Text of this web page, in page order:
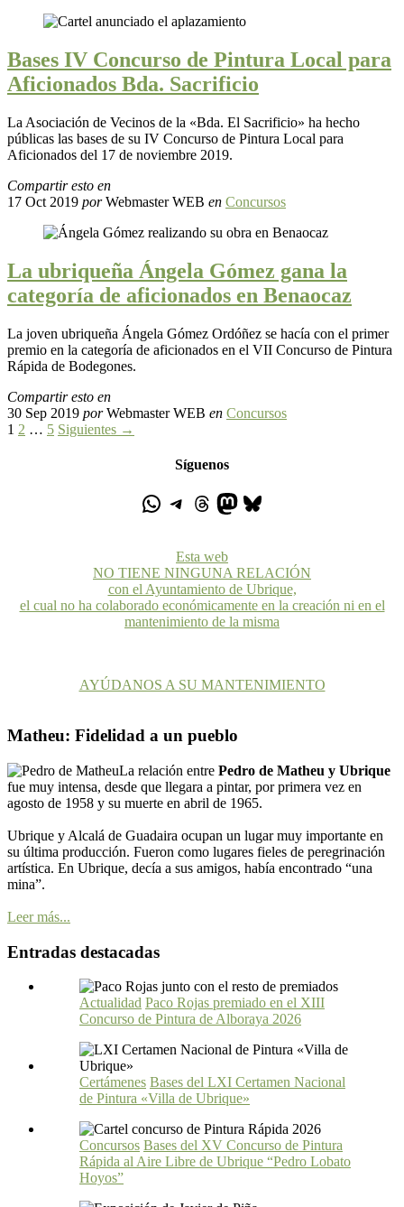
Bases IV Concurso de Pintura Local para
Aficionados Bda. Sacrificio
La Asociación de Vecinos de la «Bda. El Sacrificio» ha hecho
públicas las bases de su IV Concurso de Pintura Local para
Aficionados del 17 de noviembre 2019.
Compartir esto en
17 Oct 2019 porWebmaster WEB en Concursos
La ubriqueña Ángela Gómez gana la
categoría de aficionados en Benaocaz
La joven ubriqueña Ángela Gómez Ordóñez se hacía con el primer
premio en la categoría de aficionados en el VII Concurso de Pintura
Rápida de Bodegones.
Compartir esto en
30 Sep 2019 porWebmaster WEB en Concursos
1 2 … 5 Siguientes →
Síguenos
Esta web
NO TIENE NINGUNA RELACIÓN
con el Ayuntamiento de Ubrique,
el cual no ha colaborado económicamente en la creación ni en el
mantenimiento de la misma
AYÚDANOS A SU MANTENIMIENTO
Matheu: Fidelidad a un pueblo
La relación entre Pedro de Matheu y Ubrique
fue muy intensa, desde que llegara a pintar, por primera vez en
agosto de 1958 y su muerte en abril de 1965.
Ubrique y Alcalá de Guadaira ocupan un lugar muy importante en
su última producción. Fueron como lugares fieles de peregrinación
artística. En Ubrique, decía a sus amigos, había encontrado “una
mina”.
Leer más...
Entradas destacadas
Actualidad Paco Rojas premiado en el XIII
Concurso de Pintura de Alboraya 2026
Certámenes Bases del LXI Certamen Nacional
de Pintura «Villa de Ubrique»
Concursos Bases del XV Concurso de Pintura
Rápida al Aire Libre de Ubrique “Pedro Lobato
Hoyos”